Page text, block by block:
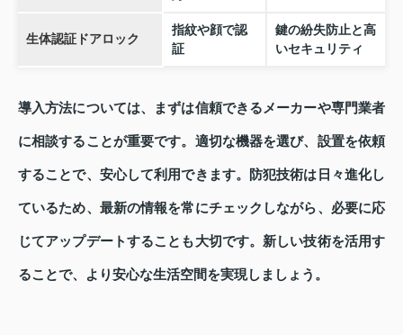
生体認証ドアロック
指紋や顔で認
証
鍵の紛失防止と高
いセキュリティ
導入方法については、まずは信頼できるメーカーや専門業者
に相談することが重要です。適切な機器を選び、設置を依頼
することで、安心して利用できます。防犯技術は日々進化し
ているため、最新の情報を常にチェックしながら、必要に応
じてアップデートすることも大切です。新しい技術を活用す
ることで、より安心な生活空間を実現しましょう。